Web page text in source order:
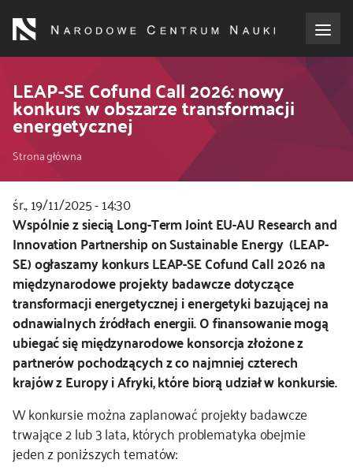
treści
dla wnioskodawców
dla realizujących projekty
dla ekspertów
efekty NCN
współpraca międzynarodowa
nagroda NCN
kontakt
LEAP-SE Cofund Call 2026: nowy
konkurs w obszarze transformacji
energetycznej
Ścieżka
nawigacyjna
Strona główna
śr., 19/11/2025 - 14:30
Kod
CSS
i
JS
Wspólnie z siecią Long-Term Joint EU-AU Research and
Innovation Partnership on Sustainable Energy (LEAP-
SE) ogłaszamy konkurs LEAP-SE Cofund Call 2026 na
międzynarodowe projekty badawcze dotyczące
transformacji energetycznej i energetyki bazującej na
odnawialnych źródłach energii. O finansowanie mogą
ubiegać się międzynarodowe konsorcja złożone z
partnerów pochodzących z co najmniej czterech
krajów z Europy i Afryki, które biorą udział w konkursie.
W konkursie można zaplanować projekty badawcze
trwające 2 lub 3 lata, których problematyka obejmie
jeden z poniższych tematów: